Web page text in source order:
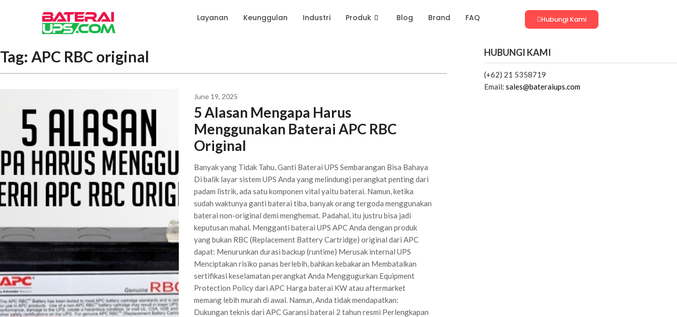
Layanan Keunggulan Industri Produk Blog Brand FAQ Hubungi Kami
Tag: APC RBC original
June 19, 2025
5 Alasan Mengapa Harus
Menggunakan Baterai APC RBC
Original
Banyak yang Tidak Tahu, Ganti Baterai UPS Sembarangan Bisa Bahaya
Di balik layar sistem UPS Anda yang melindungi perangkat penting dari
padam listrik, ada satu komponen vital yaitu baterai. Namun, ketika
sudah waktunya ganti baterai tiba, banyak orang tergoda menggunakan
baterai non-original demi menghemat. Padahal, itu justru bisa jadi
keputusan mahal. Mengganti baterai UPS APC Anda dengan produk
yang bukan RBC (Replacement Battery Cartridge) original dari APC
dapat: Menurunkan durasi backup (runtime) Merusak internal UPS
Menciptakan risiko panas berlebih, bahkan kebakaran Membatalkan
sertifikasi keselamatan perangkat Anda Menggugurkan Equipment
Protection Policy dari APC Harga baterai KW atau aftermarket
memang lebih murah di awal. Namun, Anda tidak mendapatkan:
Dukungan teknis dari APC Garansi baterai 2 tahun resmi Perlengkapan
HUBUNGI KAMI
(+62) 21 5358719
Email: sales@bateraiups.com